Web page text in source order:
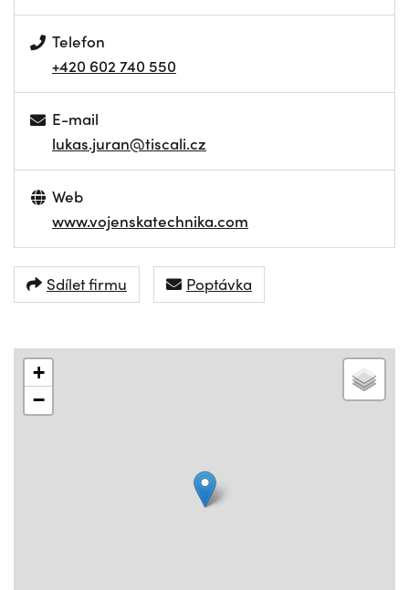
Telefon
+420 602 740 550
E-mail
lukas.juran@tiscali.cz
Web
www.vojenskatechnika.com
Sdílet firmu Poptávka
+
−